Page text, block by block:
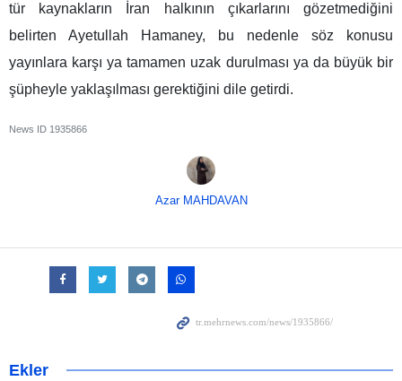
tür kaynakların İran halkının çıkarlarını gözetmediğini
belirten Ayetullah Hamaney, bu nedenle söz konusu
yayınlara karşı ya tamamen uzak durulması ya da büyük bir
şüpheyle yaklaşılması gerektiğini dile getirdi.
News ID 1935866
Azar MAHDAVAN
Ekler